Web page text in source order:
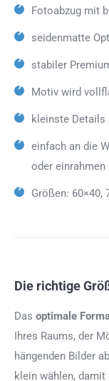
Fotoabzug mit
seidenmatte
stabiler
Motiv wird
kleinste Details
einfach an die
oder einrahmen
Größen: 60×40,
Die richtige
Das optimale
Ihres Raums, der
hängenden Bilder
klein wählen, damit